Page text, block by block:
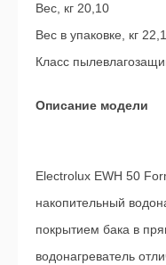
Вес, кг 20,10
Вес в упаковке, кг
Класс
Описание модели
Electrolux EWH 50
накопительный
покрытием бака в
водонагреватель